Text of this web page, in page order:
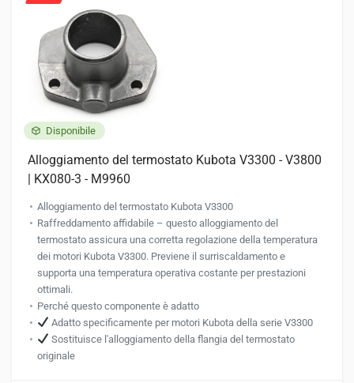
Disponibile
Alloggiamento del termostato Kubota V3300 - V3800
| KX080-3 - M9960
Alloggiamento del termostato Kubota V3300
Raffreddamento affidabile – questo alloggiamento del
termostato assicura una corretta regolazione della temperatura
dei motori Kubota V3300. Previene il surriscaldamento e
supporta una temperatura operativa costante per prestazioni
ottimali.
Perché questo componente è adatto
Adatto specificamente per motori Kubota della serie V3300
Sostituisce l'alloggiamento della flangia del termostato
originale